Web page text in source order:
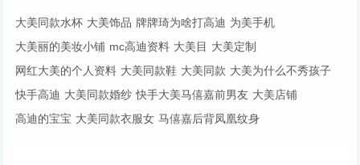
大美同款水杯 大美饰品 牌牌琦为啥打高迪 为美手机
大美丽的美妆小铺 mc高迪资料 大美目 大美定制
网红大美的个人资料 大美同款鞋 大美同款 大美为什么不秀孩子
快手高迪 大美同款婚纱 快手大美马僖嘉前男友 大美店铺
高迪的宝宝 大美同款衣服女 马僖嘉后背凤凰纹身